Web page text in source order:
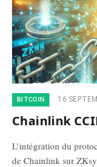
BITCOIN 16
Chainlink
L’intégration du
de Chainlink sur